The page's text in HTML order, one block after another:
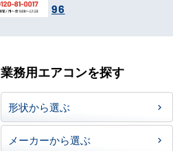
96
業務用エアコンを探す
形状から選ぶ
メーカーから選ぶ